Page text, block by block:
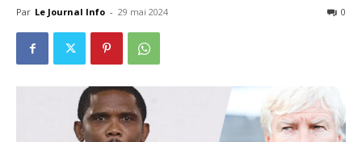
Par Le Journal Info - 29 mai 2024 0